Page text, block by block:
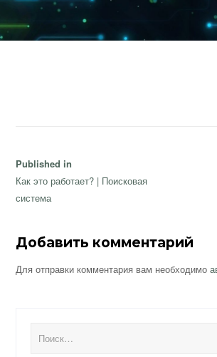
Навигация
по
записям
Published in
Как это работает? | Поисковая
система
Добавить комментарий
Для отправки комментария вам необходимо